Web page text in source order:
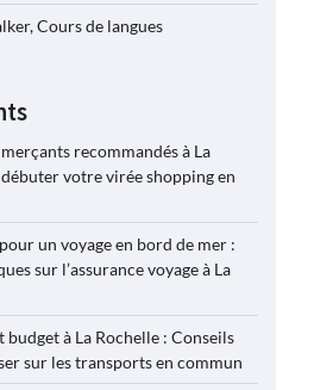
Cours de langues
recommandés à La
votre virée shopping en
un voyage en bord de mer :
sur l’assurance voyage à La
budget à La Rochelle : Conseils
sur les transports en commun